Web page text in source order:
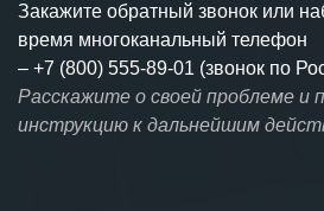
Закажите обратный звонок или
время многоканальный телефон
– +7 (800) 555-89-01 (звонок по
Расскажите о своей проблеме и
инструкцию к дальнейшим